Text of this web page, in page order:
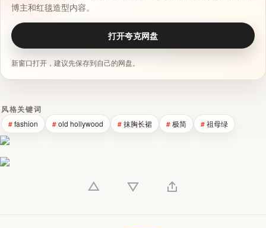
博主和红毯造型内容。
打开夸克网盘
新窗口打开，建议先保存到自己的网盘。
风格关键词
fashion old hollywood 抹胸长裙 极简 祖母绿